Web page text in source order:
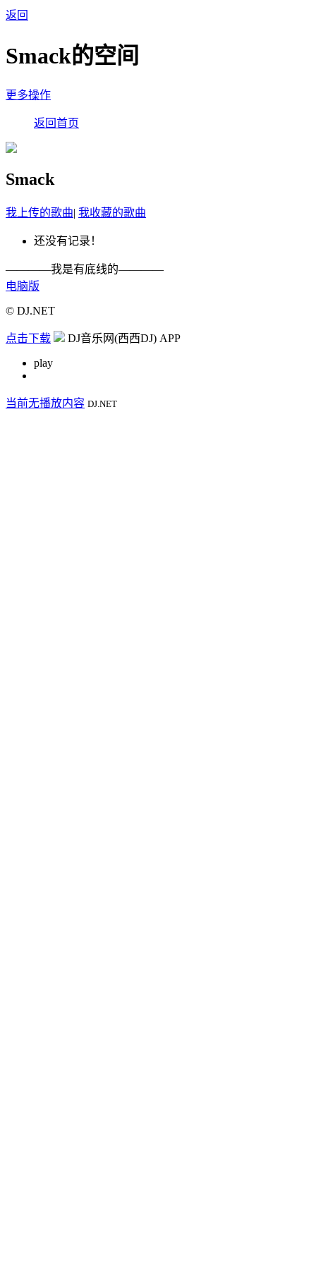
返回
Smack的空间
更多操作
返回首页
Smack
我上传的歌曲| 我收藏的歌曲
还没有记录！
————我是有底线的————
电脑版
© DJ.NET
点击下载 DJ音乐网(西西DJ) APP
play
当前无播放内容 DJ.NET